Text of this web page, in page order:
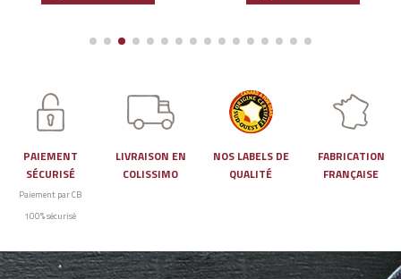
PAIEMENT
SÉCURISÉ
Paiement par CB
100% sécurisé
LIVRAISON EN
COLISSIMO
NOS LABELS DE
QUALITÉ
FABRICATION
FRANÇAISE